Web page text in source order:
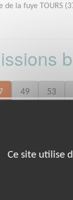
de la fuye TOURS
49 53
Ce site utilise